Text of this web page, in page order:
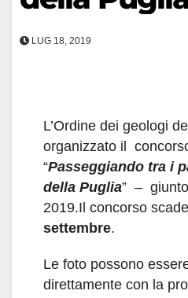
LUG 18, 2019
L’Ordine dei geologi
organizzato il
“Passeggiando tra i
della Puglia” –
2019.Il concorso
settembre.
Le foto possono
direttamente con la